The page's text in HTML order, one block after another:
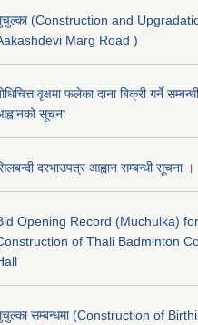
(Construction and
Marg Road )
वृक्षमा फलेका दाना बिक्री गर्ने
सूचना
दरभाउपत्र आह्वान सम्बन्धी सूचना ।
Opening Record (Muchulka)
of Thali Badminton
सम्बन्धमा (Construction of